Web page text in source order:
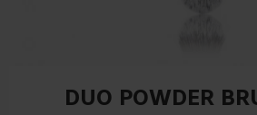
DUO POWDER